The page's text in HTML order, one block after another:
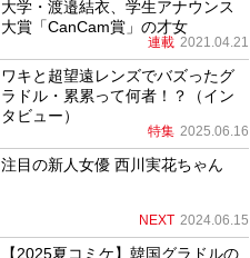
大学・渡邉結衣、学生アナウンス
大賞「CanCam賞」の才女
連載 2021.04.21
ワキと超望遠レンズでバズったグ
ラドル・累累って何者！？（イン
タビュー）
特集 2025.06.16
注目の新人女優 西川実花ちゃん
NEXT 2024.06.15
【2025夏コミケ】韓国グラドルの